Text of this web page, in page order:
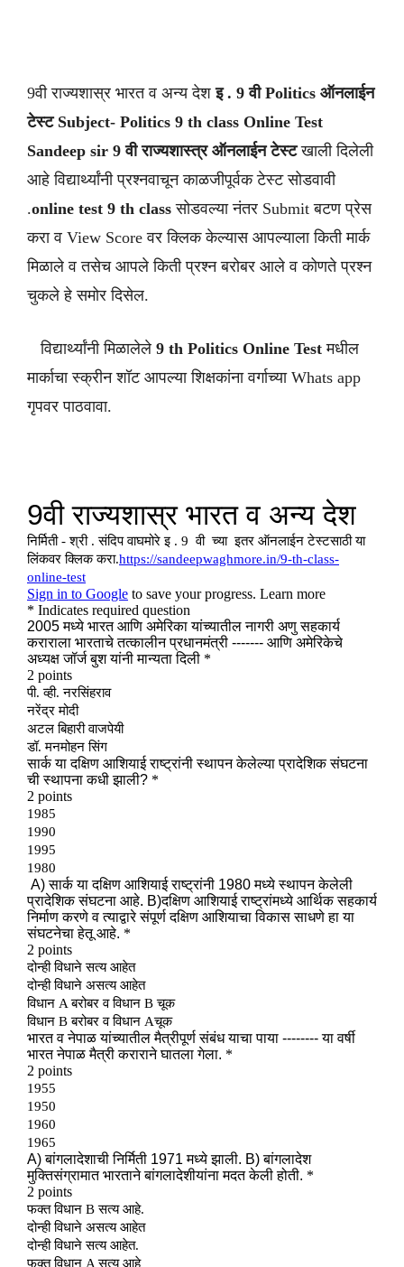
9वी राज्यशास्र भारत व अन्य देशइ . 9 वी Politics ऑनलाईन
टेस्ट Subject- Politics 9 th class Online Test
Sandeep sir 9 वी राज्यशास्त्र ऑनलाईन टेस्टखाली दिलेली
आहे विद्यार्थ्यांनी प्रश्नवाचून काळजीपूर्वक टेस्ट सोडवावी
.online test 9 th class सोडवल्या नंतर Submit बटण प्रेस
करा व View Score वर क्लिक केल्यास आपल्याला किती मार्क
मिळाले व तसेच आपले किती प्रश्न बरोबर आले व कोणते प्रश्न
चुकले हे समोर दिसेल.
विद्यार्थ्यांनी मिळालेले 9 th Politics Online Test मधील
मार्काचा स्क्रीन शॉट आपल्या शिक्षकांना वर्गाच्या Whats app
गृपवर पाठवावा.